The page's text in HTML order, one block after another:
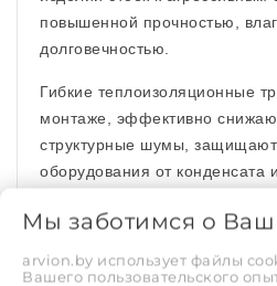
повышенной прочностью,
долговечностью.
Гибкие теплоизоляционные
монтаже, эффективно
структурные шумы, защищают
оборудования от конденсата
заданного времени.
безопасен при работе, не
персональной защиты.
Мы заботимся о
arvion.by использует файлы
Вашего пользовательского